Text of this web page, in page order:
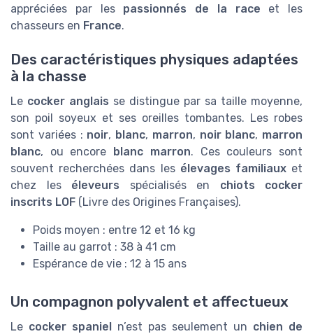
appréciées par les passionnés de la race et les
chasseurs en France.
Des caractéristiques physiques adaptées
à la chasse
Le cocker anglais se distingue par sa taille moyenne,
son poil soyeux et ses oreilles tombantes. Les robes
sont variées : noir, blanc, marron, noir blanc, marron
blanc, ou encore blanc marron. Ces couleurs sont
souvent recherchées dans les élevages familiauxet
chez les éleveurs spécialisés en chiots cocker
inscrits LOF (Livre des Origines Françaises).
Poids moyen : entre 12 et 16 kg
Taille au garrot : 38 à 41 cm
Espérance de vie : 12 à 15 ans
Un compagnon polyvalent et affectueux
Le cocker spaniel n’est pas seulement un chien de